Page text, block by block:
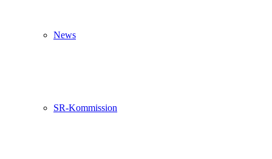
News
SR-Kommission